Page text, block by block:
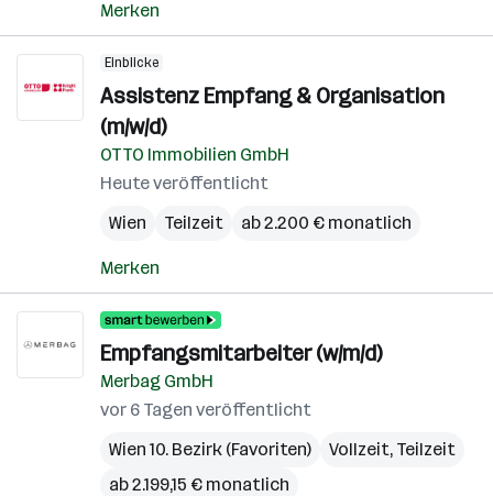
Merken
Einblicke
Assistenz Empfang & Organisation
(m/w/d)
OTTO Immobilien GmbH
Heute veröffentlicht
Wien
Teilzeit ab 2.200 € monatlich
Merken
Empfangsmitarbeiter (w/m/d)
Merbag GmbH
vor 6 Tagen veröffentlicht
Wien 10. Bezirk (Favoriten)
Vollzeit, Teilzeit
ab 2.199,15 € monatlich